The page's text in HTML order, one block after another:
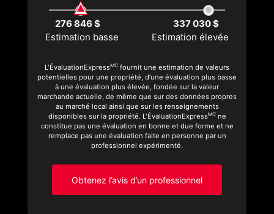
276 846 $
337 030 $
Estimation basse
Estimation élevée
L'ÉvaluationExpressMC fournit une estimation de valeurs
potentielles pour une propriété, d’une évaluation plus basse
à une évaluation plus élevée, fondée sur la valeur
marchande actuelle, de même que sur des données propres
au marché local ainsi que sur les renseignements
disponibles sur la propriété. L'ÉvaluationExpressMCne
constitue pas une évaluation en bonne et due forme et ne
remplace pas une évaluation faite en personne par un
professionnel expérimenté.
Obtenez l’avis d’un professionnel